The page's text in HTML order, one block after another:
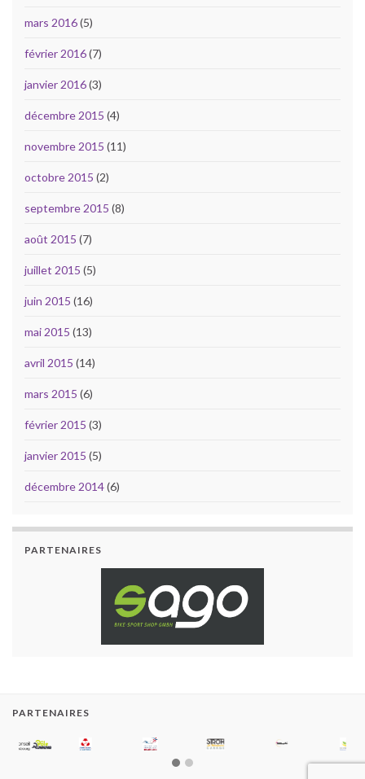
mars 2016(5)
février 2016(7)
janvier 2016(3)
décembre 2015 (4)
novembre 2015 (11)
octobre 2015 (2)
septembre 2015 (8)
août 2015 (7)
juillet 2015 (5)
juin 2015 (16)
mai 2015 (13)
avril 2015 (14)
mars 2015 (6)
février 2015 (3)
janvier 2015 (5)
décembre 2014(6)
PARTENAIRES
PARTENAIRES